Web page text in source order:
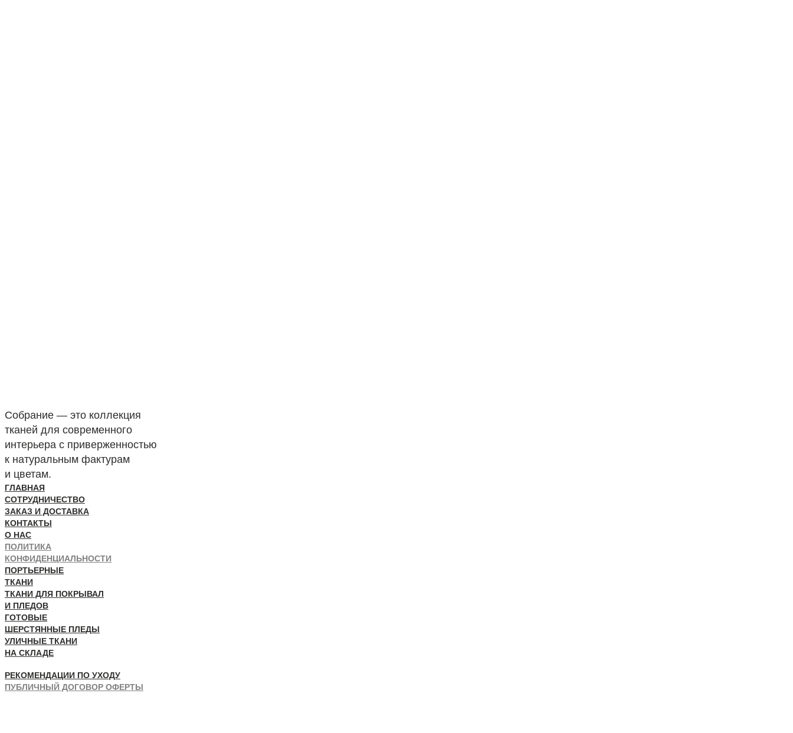
Собрание — это коллекция
тканей для современного
интерьера с приверженностью
к натуральным фактурам
и цветам.
ГЛАВНАЯ
СОТРУДНИЧЕСТВО
ЗАКАЗ И ДОСТАВКА
КОНТАКТЫ
О НАС
ПОЛИТИКА
КОНФИДЕНЦИАЛЬНОСТИ
ПОРТЬЕРНЫЕ
ТКАНИ
ТКАНИ ДЛЯ ПОКРЫВАЛ
И ПЛЕДОВ
ГОТОВЫЕ
ШЕРСТЯННЫЕ ПЛЕДЫ
УЛИЧНЫЕ ТКАНИ
НА СКЛАДЕ
РЕКОМЕНДАЦИИ ПО УХОДУ
ПУБЛИЧНЫЙ ДОГОВОР ОФЕРТЫ